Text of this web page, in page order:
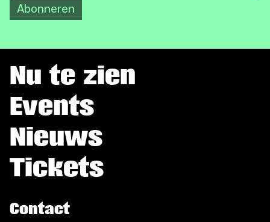
Abonneren
Nu te zien
Events
Nieuws
Tickets
Contact